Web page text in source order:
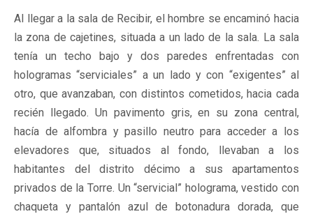
Al llegar a la sala de Recibir, el hombre se encaminó hacia
la zona de cajetines, situada a un lado de la sala. La sala
tenía un techo bajo y dos paredes enfrentadas con
hologramas “serviciales” a un lado y con “exigentes” al
otro, que avanzaban, con distintos cometidos, hacia cada
recién llegado. Un pavimento gris, en su zona central,
hacía de alfombra y pasillo neutro para acceder a los
elevadores que, situados al fondo, llevaban a los
habitantes del distrito décimo a sus apartamentos
privados de la Torre. Un “servicial” holograma, vestido con
chaqueta y pantalón azul de botonadura dorada, que